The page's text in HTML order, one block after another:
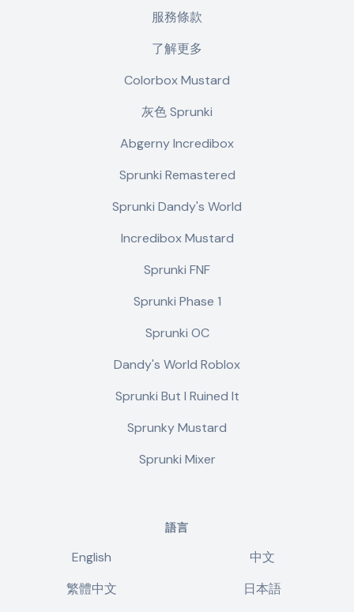
服務條款
了解更多
Colorbox Mustard
灰色 Sprunki
Abgerny Incredibox
Sprunki Remastered
Sprunki Dandy's World
Incredibox Mustard
Sprunki FNF
Sprunki Phase 1
Sprunki OC
Dandy's World Roblox
Sprunki But I Ruined It
Sprunky Mustard
Sprunki Mixer
語言
English
中文
繁體中文
日本語